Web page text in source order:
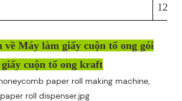
về Máy làm giấy cuộn tổ ong gói
cuộn tổ ong kraft